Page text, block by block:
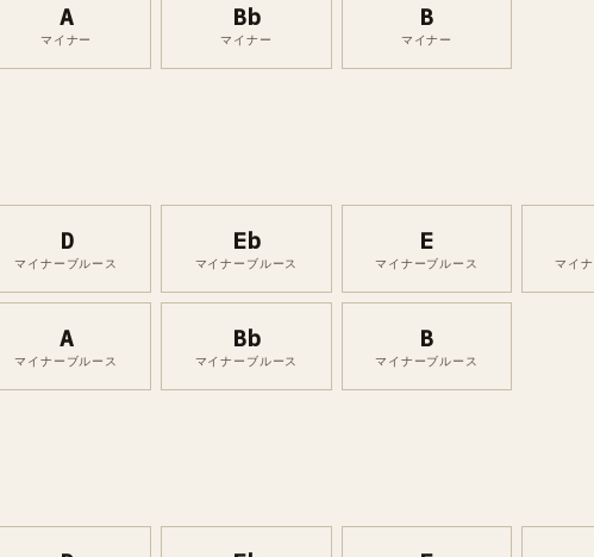
A
マイナー
Bb
マイナー
B
マイナー
D
マイナーブルース
Eb
マイナーブルース
E
マイナーブルース マイ
A
マイナーブルース
Bb
マイナーブルース
B
マイナーブルース